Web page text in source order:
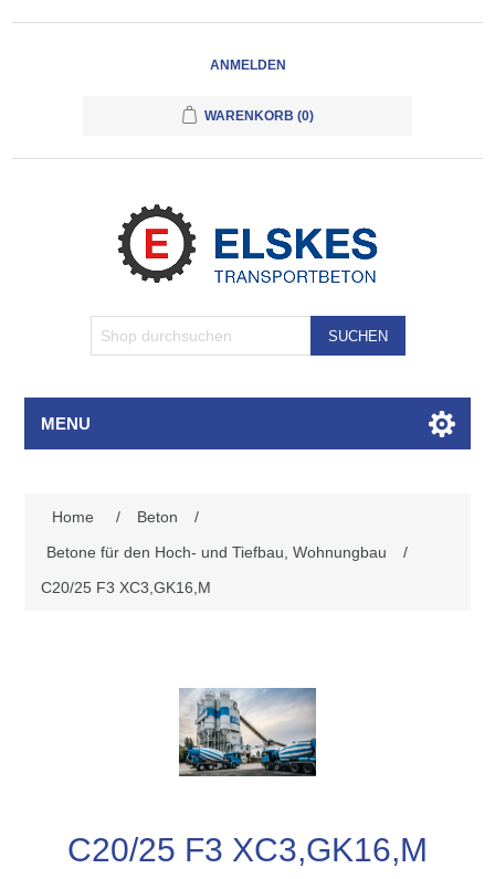
ANMELDEN
WARENKORB (0)
SUCHEN
MENU
Home / Beton
/
Betone für den Hoch- und Tiefbau, Wohnungbau
/
C20/25 F3 XC3,GK16,M
C20/25 F3 XC3,GK16,M